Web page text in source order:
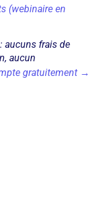
(webinaire en
aucuns frais de
aucun
gratuitement →